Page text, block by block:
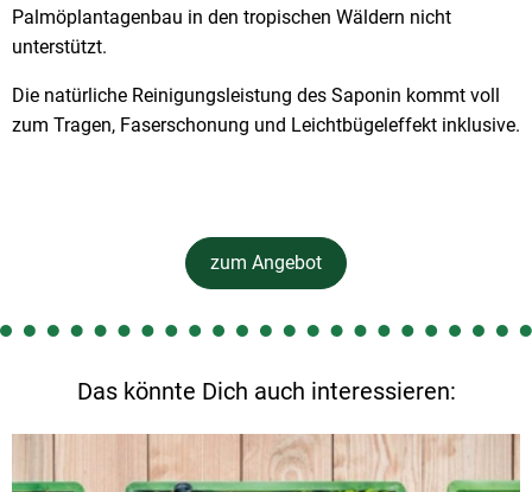
Palmöplantagenbau in den tropischen Wäldern nicht
unterstützt.
Die natürliche Reinigungsleistung des Saponin kommt voll
zum Tragen, Faserschonung und Leichtbügeleffekt inklusive.
zum Angebot
Das könnte Dich auch interessieren: